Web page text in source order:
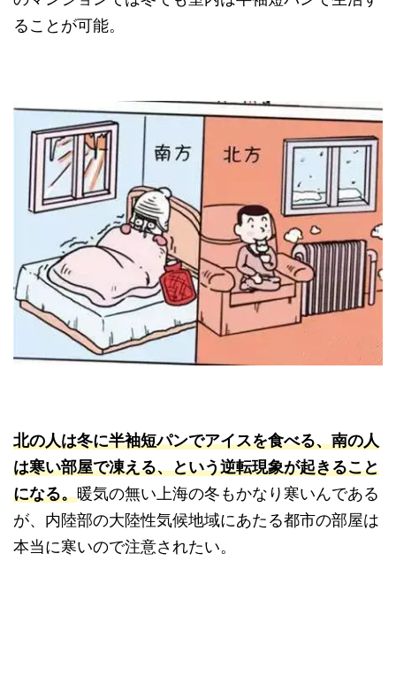
ることが可能。
北の人は冬に半袖短パンでアイスを食べる、南の人
は寒い部屋で凍える、という逆転現象が起きること
になる。暖気の無い上海の冬もかなり寒いんである
が、内陸部の大陸性気候地域にあたる都市の部屋は
本当に寒いので注意されたい。